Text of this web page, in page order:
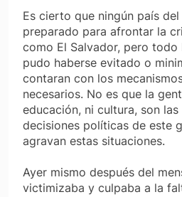
Es cierto que ningún país
preparado para afrontar la
como El Salvador, pero
pudo haberse evitado o
contaran con los
necesarios. No es que la
educación, ni cultura, son
decisiones políticas de este
agravan estas situaciones.
Ayer mismo después del
victimizaba y culpaba a la